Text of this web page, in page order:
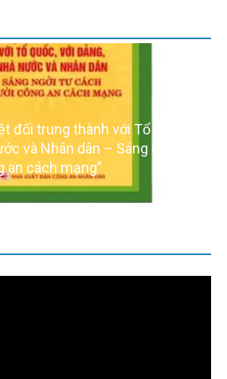
đối trung thành với Tổ quốc,
và Nhân dân – Sáng ngời tư
an cách mạng”